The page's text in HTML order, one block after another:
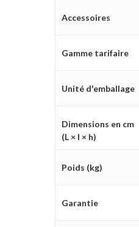
Accessoires
Gamme tarifaire
Unité d'emballage
Dimensions en cm
(L × l × h)
Poids (kg)
Garantie